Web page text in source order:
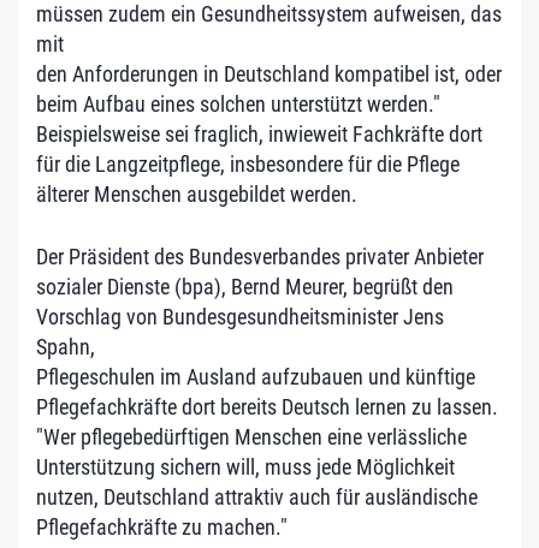
müssen zudem ein Gesundheitssystem aufweisen, das
mit
den Anforderungen in Deutschland kompatibel ist, oder
beim Aufbau eines solchen unterstützt werden."
Beispielsweise sei fraglich, inwieweit Fachkräfte dort
für die Langzeitpflege, insbesondere für die Pflege
älterer Menschen ausgebildet werden.
Der Präsident des Bundesverbandes privater Anbieter
sozialer Dienste (bpa), Bernd Meurer, begrüßt den
Vorschlag von Bundesgesundheitsminister Jens
Spahn,
Pflegeschulen im Ausland aufzubauen und künftige
Pflegefachkräfte dort bereits Deutsch lernen zu lassen.
"Wer pflegebedürftigen Menschen eine verlässliche
Unterstützung sichern will, muss jede Möglichkeit
nutzen, Deutschland attraktiv auch für ausländische
Pflegefachkräfte zu machen."